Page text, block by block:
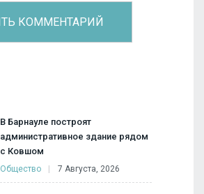
В Барнауле построят
административное здание рядом
с Ковшом
Общество 7 Августа, 2026